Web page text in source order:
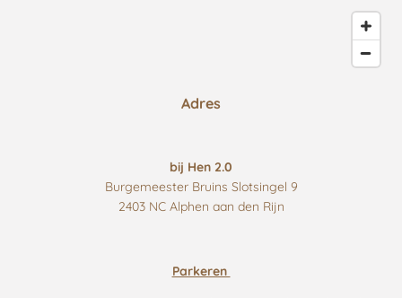
Adres
bij Hen 2.0
Burgemeester Bruins Slotsingel 9
2403 NC Alphen aan den Rijn
Parkeren